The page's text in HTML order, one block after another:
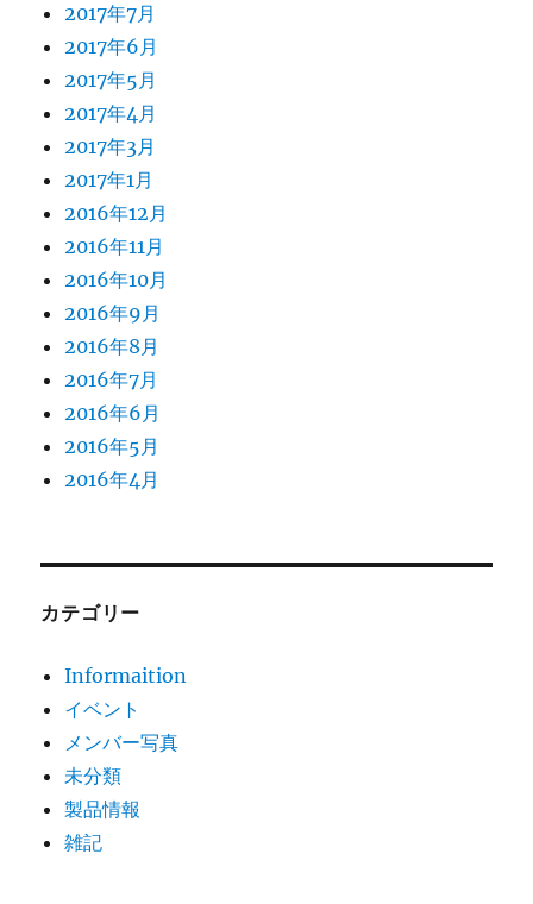
2017年7月
2017年6月
2017年5月
2017年4月
2017年3月
2017年1月
2016年12月
2016年11月
2016年10月
2016年9月
2016年8月
2016年7月
2016年6月
2016年5月
2016年4月
カテゴリー
Informaition
イベント
メンバー写真
未分類
製品情報
雑記